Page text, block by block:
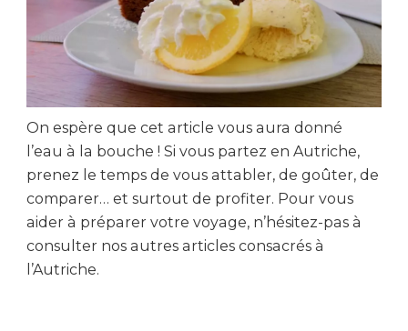
On espère que cet article vous aura donné
l’eau à la bouche ! Si vous partez en Autriche,
prenez le temps de vous attabler, de goûter, de
comparer… et surtout de profiter. Pour vous
aider à préparer votre voyage, n’hésitez-pas à
consulter nos autres articles consacrés à
l’Autriche.